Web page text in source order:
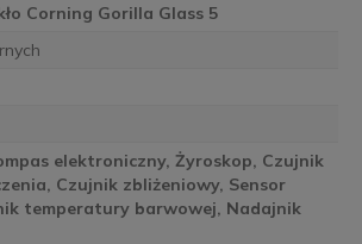
Corning Gorilla Glass 5
elektroniczny, Żyroskop, Czujnik
Czujnik zbliżeniowy, Sensor
temperatury barwowej, Nadajnik